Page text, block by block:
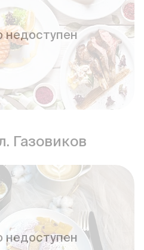
недоступен
Газовиков
недоступен